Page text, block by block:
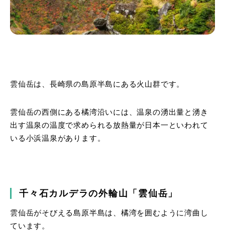
雲仙岳は、長崎県の島原半島にある火山群です。
雲仙岳の西側にある橘湾沿いには、温泉の湧出量と湧き
出す温泉の温度で求められる放熱量が日本一といわれて
いる小浜温泉があります。
千々石カルデラの外輪山「雲仙岳」
雲仙岳がそびえる島原半島は、橘湾を囲むように湾曲し
ています。